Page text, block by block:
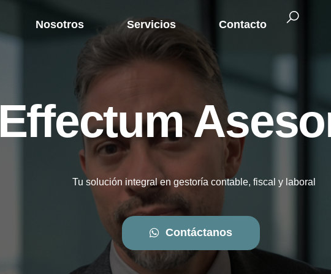
Nosotros Servicios Contacto
Effectum
Tu solución integral en gestoría contable, fiscal y laboral
Contáctanos